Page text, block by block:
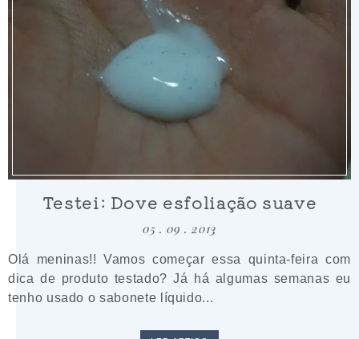
Testei: Dove esfoliação suave
05 . 09 . 2013
Olá meninas!! Vamos começar essa quinta-feira com
dica de produto testado? Já há algumas semanas eu
tenho usado o sabonete líquido...